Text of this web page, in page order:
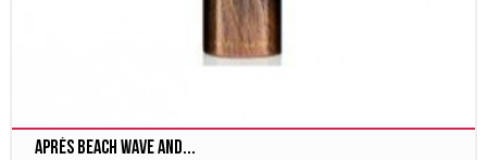
Après Beach Wave and...